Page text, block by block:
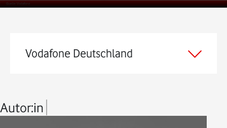
Vodafone Deutschland
Autor:in